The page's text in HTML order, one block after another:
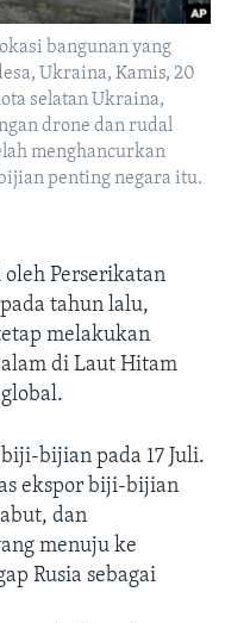
bangunan yang
Ukraina, Kamis, 20
selatan Ukraina,
drone dan rudal
menghancurkan
penting negara itu.
Perserikatan
tahun lalu,
melakukan
di Laut Hitam
bijian pada 17 Juli.
ekspor biji-bijian
dan
menuju ke
Rusia sebagai